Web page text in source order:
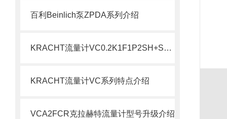
百利Beinlich泵ZPDA系列介绍
KRACHT流量计VC0.2K1F1P2SH+SD1-I-24配套介绍
KRACHT流量计VC系列特点介绍
VCA2FCR克拉赫特流量计型号升级介绍